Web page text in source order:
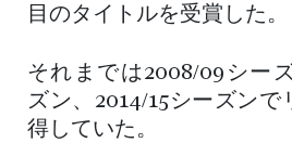
目のタイトルを受賞した。
それまでは2008/09シー
ズン、2014/15シーズンで
得していた。